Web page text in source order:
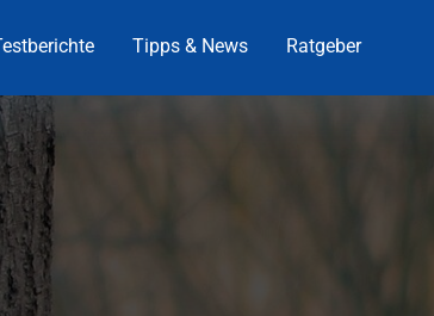
Tipps & News Ratgeber